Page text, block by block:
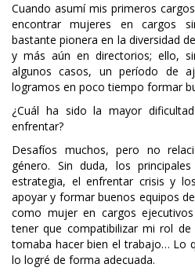
Cuando asumí mis primeros
encontrar mujeres en cargos
bastante pionera en la diversidad
y más aún en directorios; ello,
algunos casos, un período de
logramos en poco tiempo formar
¿Cuál ha sido la mayor
enfrentar?
Desafíos muchos, pero no
género. Sin duda, los
estrategia, el enfrentar crisis y
apoyar y formar buenos equipos
como mujer en cargos
tener que compatibilizar mi rol
tomaba hacer bien el trabajo… Lo
lo logré de forma adecuada.